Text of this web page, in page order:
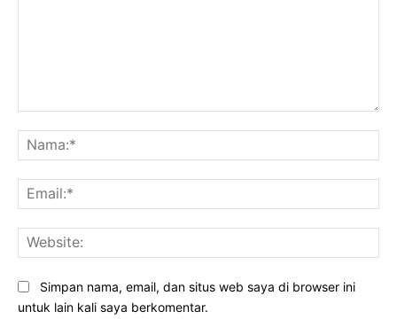
Simpan nama, email, dan situs web saya di browser ini
untuk lain kali saya berkomentar.